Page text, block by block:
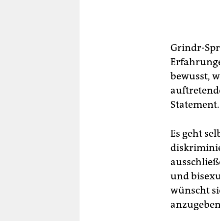
Grindr-
bewusst,
Statement.
Es geht
und
wünscht